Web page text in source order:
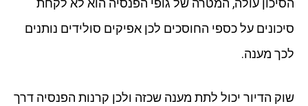
הסיכון עולה, המטרה של גופי הפנסיה הוא לא לקחת
סיכונים על כספי החוסכים לכן אפיקים סולידים נותנים
לכך מענה.
שוק הדיור יכול לתת מענה שכזה ולכן קרנות הפנסיה דרך